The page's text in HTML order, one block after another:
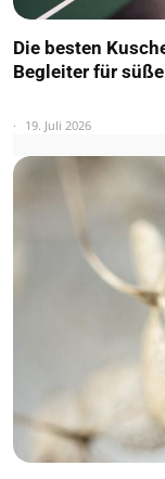
Die besten
Begleiter für
19. Juli 2026